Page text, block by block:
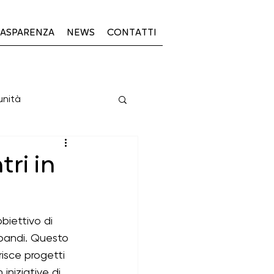
NEWS CONTATTI
PSL 2023-2027
27
in
di
Questo
progetti